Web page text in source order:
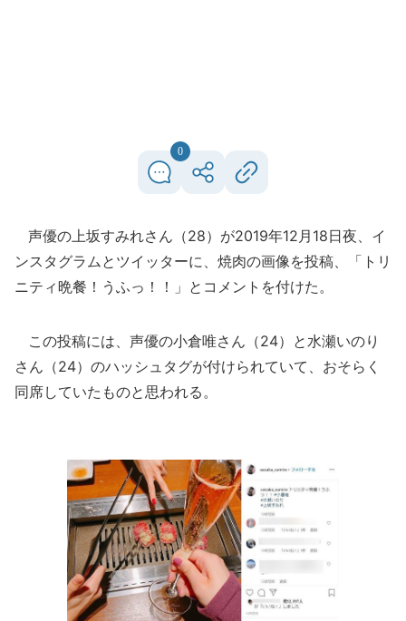
0
声優の上坂すみれさん（28）が2019年12月18日夜、イ
ンスタグラムとツイッターに、焼肉の画像を投稿、「トリ
ニティ晩餐！うふっ！！」とコメントを付けた。
この投稿には、声優の小倉唯さん（24）と水瀬いのり
さん（24）のハッシュタグが付けられていて、おそらく
同席していたものと思われる。